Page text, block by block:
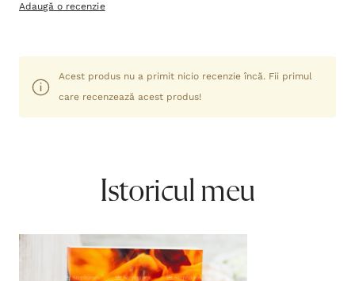
Adaugă o recenzie
Acest produs nu a primit nicio recenzie încă. Fii primul
care recenzează acest produs!
Istoricul meu